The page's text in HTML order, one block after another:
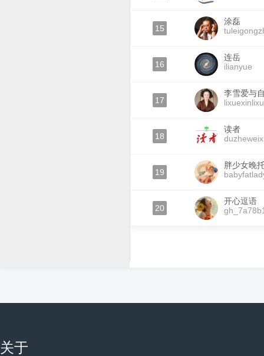
15
涂磊
16
连岳
ilianyue
17
李雪爱与
18
读者
19
胖少女晚
20
开心逗语
关于